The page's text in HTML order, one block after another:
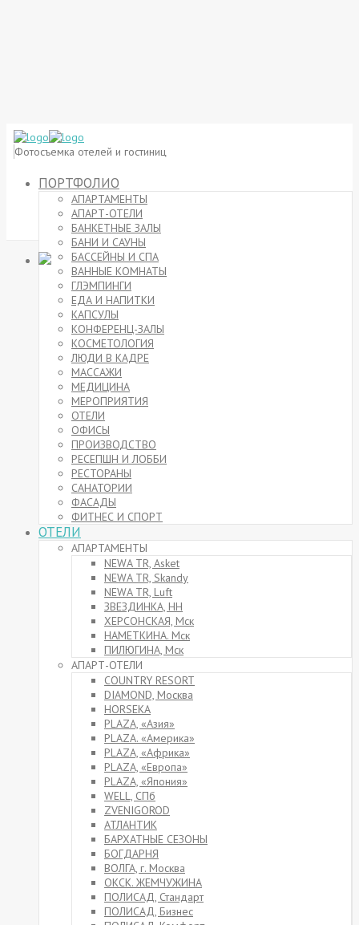
Фотосъемка отелей и гостиниц
ПОРТФОЛИО
АПАРТАМЕНТЫ
АПАРТ-ОТЕЛИ
БАНКЕТНЫЕ ЗАЛЫ
БАНИ И САУНЫ
БАССЕЙНЫ И СПА
ВАННЫЕ КОМНАТЫ
ГЛЭМПИНГИ
ЕДА И НАПИТКИ
КАПСУЛЫ
КОНФЕРЕНЦ-ЗАЛЫ
КОСМЕТОЛОГИЯ
ЛЮДИ В КАДРЕ
МАССАЖИ
МЕДИЦИНА
МЕРОПРИЯТИЯ
ОТЕЛИ
ОФИСЫ
ПРОИЗВОДСТВО
РЕСЕПШН И ЛОББИ
РЕСТОРАНЫ
САНАТОРИИ
ФАСАДЫ
ФИТНЕС И СПОРТ
ОТЕЛИ
АПАРТАМЕНТЫ
NEWA TR, Asket
NEWA TR, Skandy
NEWA TR, Luft
ЗВЕЗДИНКА, НН
ХЕРСОНСКАЯ, Мск
НАМЕТКИНА. Мск
ПИЛЮГИНА, Мск
АПАРТ-ОТЕЛИ
COUNTRY RESORT
DIAMOND, Москва
HORSEKA
PLAZA, «Азия»
PLAZA. «Америка»
PLAZA, «Африка»
PLAZA, «Европа»
PLAZA, «Япония»
WELL, СПб
ZVENIGOROD
АТЛАНТИК
БАРХАТНЫЕ СЕЗОНЫ
БОГДАРНЯ
ВОЛГА, г. Москва
ОКСК. ЖЕМЧУЖИНА
ПОЛИСАД, Стандарт
ПОЛИСАД, Бизнес